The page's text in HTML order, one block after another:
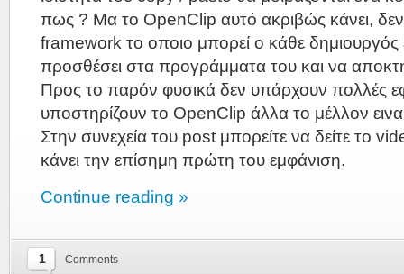
πως ? Μα το OpenClip αυτό ακριβώς κάνει, δεν
framework το οποιο μπορεί ο κάθε
προσθέσει στα προγράμματα του και να
Προς το παρόν φυσικά δεν υπάρχουν πολλές
υποστηρίζουν το OpenClip άλλα το μέλλον
Στην συνεχεία του post μπορείτε να δείτε το
κάνει την επίσημη πρώτη του εμφάνιση.
Continue reading »
1 Comments